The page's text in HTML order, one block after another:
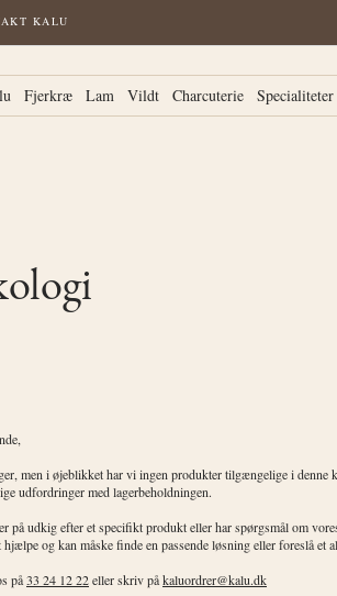
KALU
Fjerkræ Lam Vildt Charcuterie Specialiteter
men i øjeblikket har vi ingen produkter tilgængelige i denne
udfordringer med lagerbeholdningen.
på udkig efter et specifikt produkt eller har spørgsmål om
og kan måske finde en passende løsning eller foreslå et
på33 24 12 22eller skriv påkaluordrer@kalu.dk